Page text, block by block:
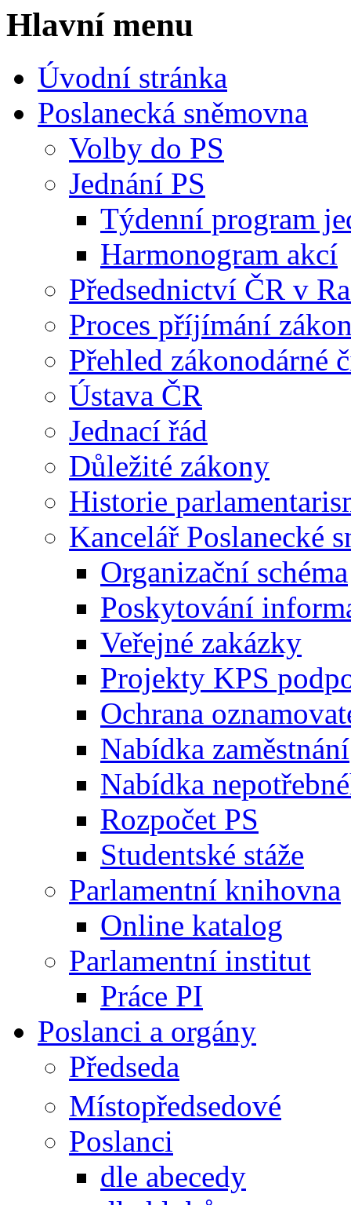
Hlavní menu
Úvodní stránka
Poslanecká sněmovna
Volby do PS
Jednání PS
Týdenní program
Harmonogram akcí
Předsednictví ČR v
Proces příjímání
Přehled zákonodárné
Ústava ČR
Jednací řád
Důležité zákony
Historie
Kancelář Poslanecké
Organizační schéma
Poskytování
Veřejné zakázky
Projekty KPS
Ochrana
Nabídka zaměstnání
Nabídka
Rozpočet PS
Studentské stáže
Parlamentní knihovna
Online katalog
Parlamentní institut
Práce PI
Poslanci a orgány
Předseda
Místopředsedové
Poslanci
dle abecedy